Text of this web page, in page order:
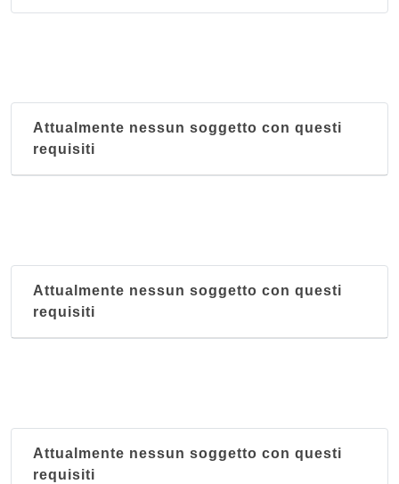
Attualmente nessun soggetto con questi
requisiti
Attualmente nessun soggetto con questi
requisiti
Attualmente nessun soggetto con questi
requisiti